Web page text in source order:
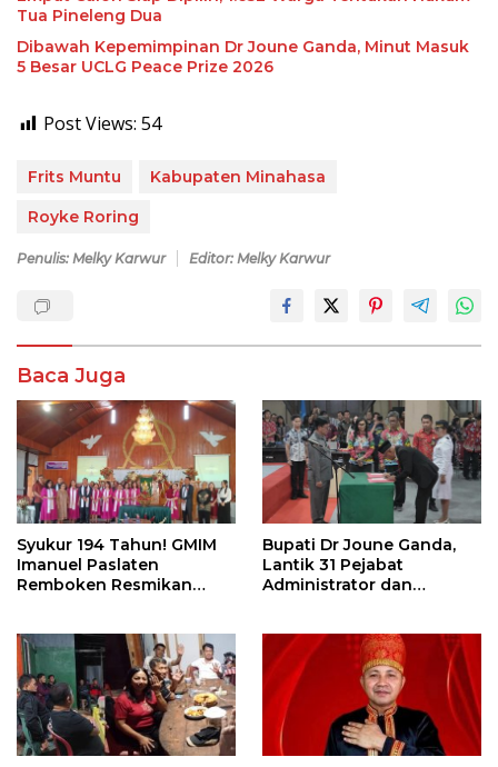
Tua Pineleng Dua
Dibawah Kepemimpinan Dr Joune Ganda, Minut Masuk
5 Besar UCLG Peace Prize 2026
Post Views: 54
Frits Muntu
Kabupaten Minahasa
Royke Roring
Penulis: Melky Karwur Editor: Melky Karwur
Baca Juga
Syukur 194 Tahun! GMIM
Imanuel Paslaten
Remboken Resmikan
Bupati Dr Joune Ganda,
Lantik 31 Pejabat
Administrator dan